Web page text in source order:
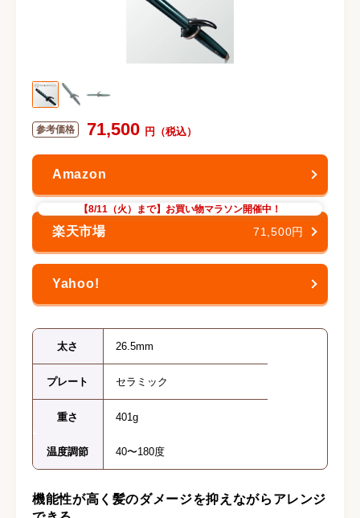
71,500
【8/11（火）まで】お買い物マラソン開催中！
71,500円
太さ 26.5mm
プレート セラミック
重さ 401g
温度調節 40〜180度
機能性が高く髪のダメージを抑えながらアレンジ